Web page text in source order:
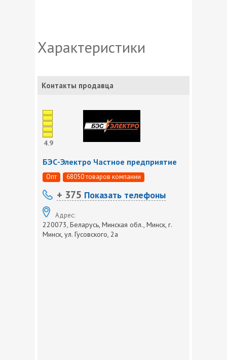
Характеристики
Контакты продавца
4.9
БЭС-Электро Частное предприятие
Опт 68050 товаров компании
+ 375 Показать телефоны
Адрес:
220073, Беларусь, Минская обл., Минск, г.
Минск, ул. Гусовского, 2а